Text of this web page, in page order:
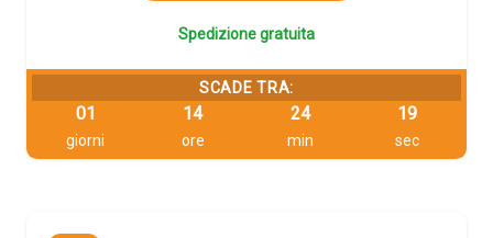
Spedizione gratuita
SCADE TRA:
01
giorni
14
ore
24
min
18
sec